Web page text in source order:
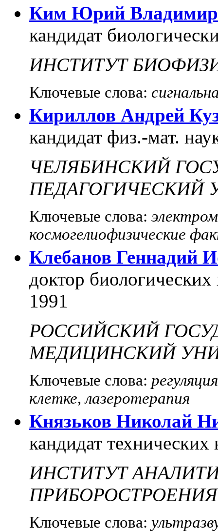
Ким Юрий
кандидат
ИНСТИТУТ
Ключевые слова:
Кириллов Андрей
кандидат физ.-мат.
ЧЕЛЯБИНСКИЙ
ПЕДАГОГИЧЕСКИЙ
Ключевые слова:
космогелиофизические
Клебанов Геннадий
доктор
1991
РОССИЙСКИЙ
МЕДИЦИНСКИЙ
Ключевые слова:
клетке, лазеротерапия
Князьков Николай
кандидат
ИНСТИТУТ
Ключевые слова: